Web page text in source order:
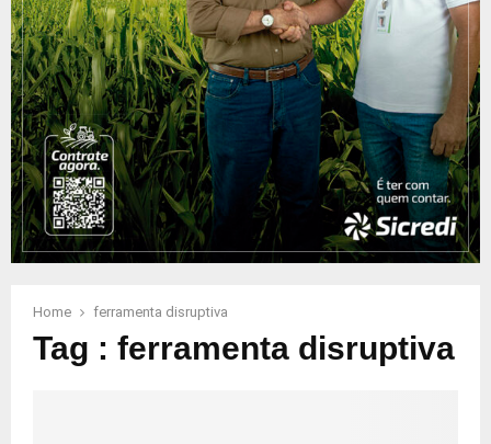
Home ferramenta disruptiva
Tag : ferramenta disruptiva